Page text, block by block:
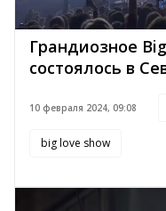
Грандиозное
состоялось в
10 февраля 2024, 09:08
big love show